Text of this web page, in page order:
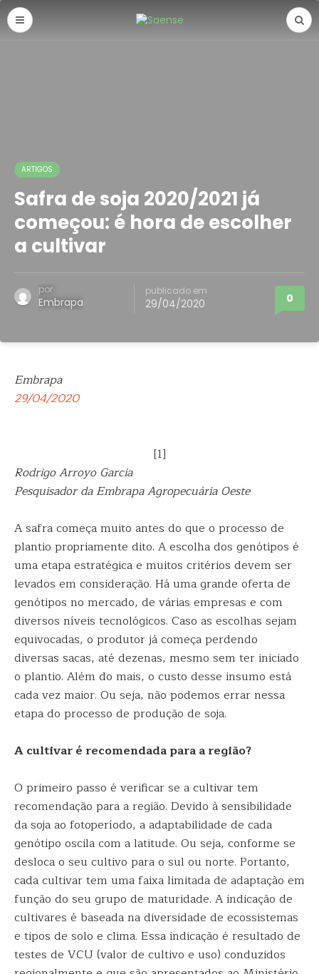
ARTIGOS
Safra de soja 2020/2021 já
começou: é hora de escolher
a cultivar
por
Embrapa
publicado em
29/04/2020 0
Embrapa
29/04/2020
[1]
Rodrigo Arroyo Garcia
Pesquisador da Embrapa Agropecuária Oeste
A safra começa muito antes do que o processo de
plantio propriamente dito. A escolha dos genótipos é
uma etapa estratégica e muitos critérios devem ser
levados em consideração. Há uma grande oferta de
genótipos no mercado, de várias empresas e com
diversos níveis tecnológicos. Caso as escolhas sejam
equivocadas, o produtor já começa perdendo
diversas sacas, até dezenas, mesmo sem ter iniciado
o plantio. Além do mais, o custo desse insumo está
cada vez maior. Ou seja, não podemos errar nessa
etapa do processo de produção de soja.
A cultivar é recomendada para a região?
O primeiro passo é verificar se a cultivar tem
recomendação para a região. Devido à sensibilidade
da soja ao fotoperíodo, a adaptabilidade de cada
genótipo oscila com a latitude. Ou seja, conforme se
desloca o seu cultivo para o sul ou norte. Portanto,
cada cultivar tem uma faixa limitada de adaptação em
função do seu grupo de maturidade. A indicação de
cultivares é baseada na diversidade de ecossistemas
e tipos de solo e clima. Essa indicação é resultado de
testes de VCU (valor de cultivo e uso) conduzidos